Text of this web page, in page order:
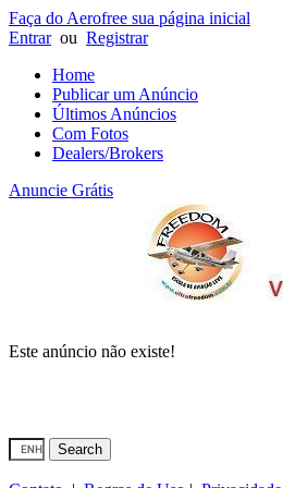
Faça do Aerofree sua página inicial
Entrarou Registrar
Home
Publicar um Anúncio
Últimos Anúncios
Com Fotos
Dealers/Brokers
Anuncie Grátis
Este anúncio não existe!